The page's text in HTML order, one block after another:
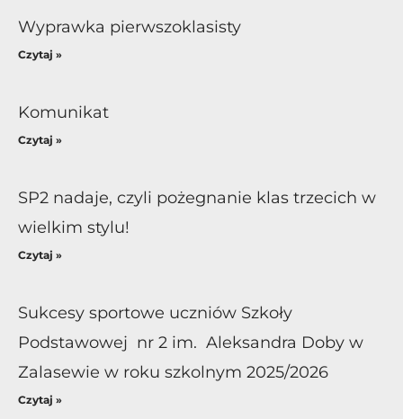
Wyprawka pierwszoklasisty
Czytaj »
Komunikat
Czytaj »
SP2 nadaje, czyli pożegnanie klas trzecich w
wielkim stylu!
Czytaj »
Sukcesy sportowe uczniów Szkoły
Podstawowej nr 2 im. Aleksandra Doby w
Zalasewie w roku szkolnym 2025/2026
Czytaj »